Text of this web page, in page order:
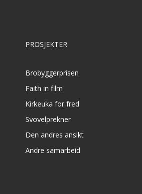
PROSJEKTER
Brobyggerprisen
Faith in film
Kirkeuka for fred
Svovelprekner
Den andres ansikt
Andre samarbeid